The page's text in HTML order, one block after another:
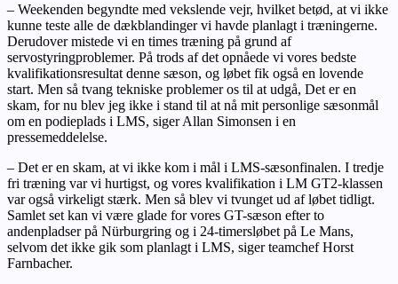
– Weekenden begyndte med vekslende vejr, hvilket betød, at vi ikke
kunne teste alle de dækblandinger vi havde planlagt i træningerne.
Derudover mistede vi en times træning på grund af
servostyringproblemer. På trods af det opnåede vi vores bedste
kvalifikationsresultat denne sæson, og løbet fik også en lovende
start. Men så tvang tekniske problemer os til at udgå, Det er en
skam, for nu blev jeg ikke i stand til at nå mit personlige sæsonmål
om en podieplads i LMS, siger Allan Simonsen i en
pressemeddelelse.
– Det er en skam, at vi ikke kom i mål i LMS-sæsonfinalen. I tredje
fri træning var vi hurtigst, og vores kvalifikation i LM GT2-klassen
var også virkeligt stærk. Men så blev vi tvunget ud af løbet tidligt.
Samlet set kan vi være glade for vores GT-sæson efter to
andenpladser på Nürburgring og i 24-timersløbet på Le Mans,
selvom det ikke gik som planlagt i LMS, siger teamchef Horst
Farnbacher.